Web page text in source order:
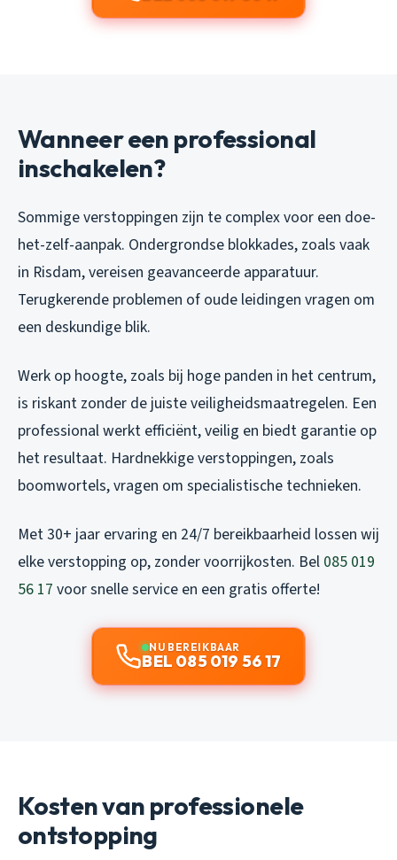
Wanneer een professional
inschakelen?
Sommige verstoppingen zijn te complex voor een doe-
het-zelf-aanpak. Ondergrondse blokkades, zoals vaak
in Risdam, vereisen geavanceerde apparatuur.
Terugkerende problemen of oude leidingen vragen om
een deskundige blik.
Werk op hoogte, zoals bij hoge panden in het centrum,
is riskant zonder de juiste veiligheidsmaatregelen. Een
professional werkt efficiënt, veilig en biedt garantie op
het resultaat. Hardnekkige verstoppingen, zoals
boomwortels, vragen om specialistische technieken.
Met 30+ jaar ervaring en 24/7 bereikbaarheid lossen wij
elke verstopping op, zonder voorrijkosten. Bel 085 019
56 17 voor snelle service en een gratis offerte!
NU BEREIKBAAR
BEL 085 019 56 17
Kosten van professionele
ontstopping